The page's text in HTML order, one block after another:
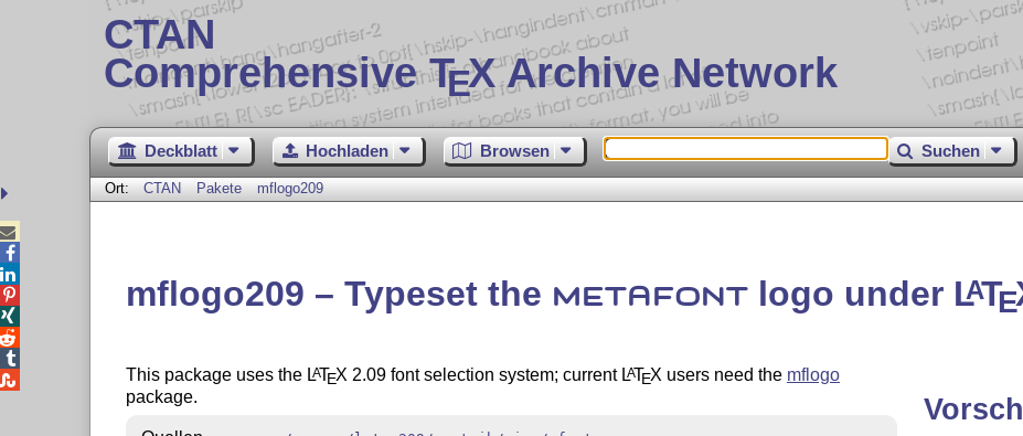
CTAN
Comprehensive TEX Archive Network
Deckblatt Hochladen Browsen Suchen
Ort: CTAN Pakete mflogo209
mflogo209 – Typeset the METAFONTlogo under LATE
This package uses the LATEX 2.09 font selection system; current LATEX users need the mflogo
package.




